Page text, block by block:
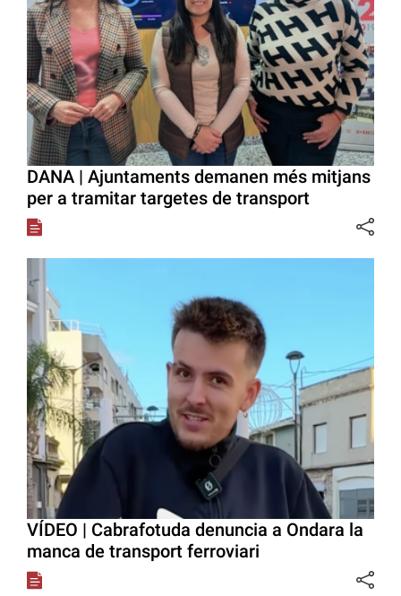
DANA | Ajuntaments demanen més mitjans
per a tramitar targetes de transport
VÍDEO | Cabrafotuda denuncia a Ondara la
manca de transport ferroviari